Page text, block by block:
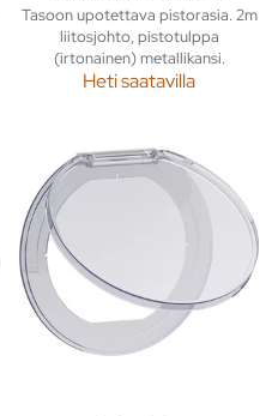
Tasoon upotettava pistorasia. 2m
liitosjohto, pistotulppa
(irtonainen) metallikansi.
Heti saatavilla